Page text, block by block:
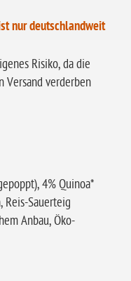
nur deutschlandweit
Risiko, da die
Versand verderben
4% Quinoa*
Reis-Sauerteig
Anbau, Öko-